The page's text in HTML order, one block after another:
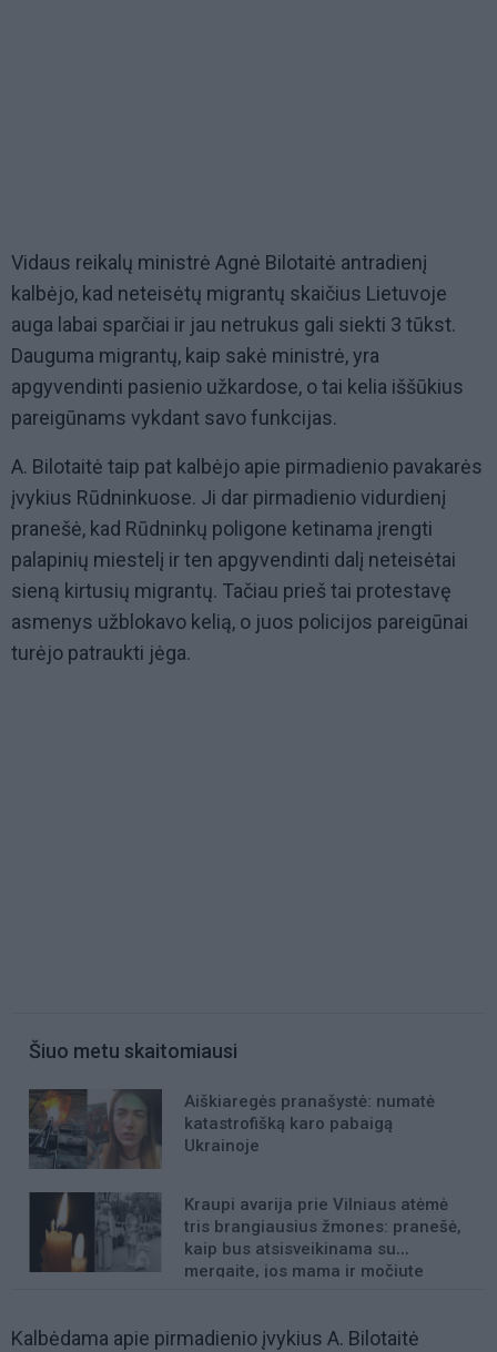
Vidaus reikalų ministrė Agnė Bilotaitė antradienį
kalbėjo, kad neteisėtų migrantų skaičius Lietuvoje
auga labai sparčiai ir jau netrukus gali siekti 3 tūkst.
Dauguma migrantų, kaip sakė ministrė, yra
apgyvendinti pasienio užkardose, o tai kelia iššūkius
pareigūnams vykdant savo funkcijas.
A. Bilotaitė taip pat kalbėjo apie pirmadienio pavakarės
įvykius Rūdninkuose. Ji dar pirmadienio vidurdienį
pranešė, kad Rūdninkų poligone ketinama įrengti
palapinių miestelį ir ten apgyvendinti dalį neteisėtai
sieną kirtusių migrantų. Tačiau prieš tai protestavę
asmenys užblokavo kelią, o juos policijos pareigūnai
turėjo patraukti jėga.
Šiuo metu skaitomiausi
Aiškiaregės pranašystė: numatė
katastrofišką karo pabaigą
Ukrainoje
Kraupi avarija prie Vilniaus atėmė
tris brangiausius žmones: pranešė,
kaip bus atsisveikinama su
mergaite, jos mama ir močiute
Kalbėdama apie pirmadienio įvykius A. Bilotaitė